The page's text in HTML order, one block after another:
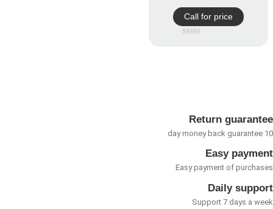
Call for price
Return
Easy
Easy payment of
Daily
Support 7 days a